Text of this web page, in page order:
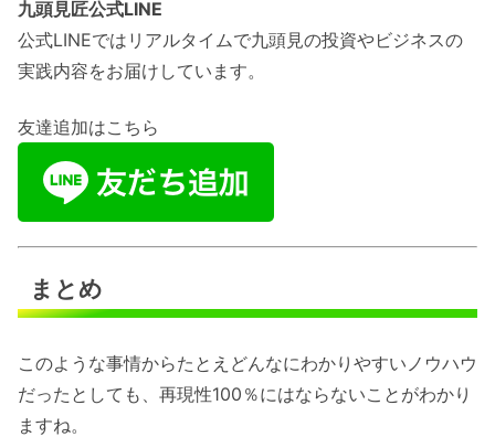
九頭見匠公式LINE
公式LINEではリアルタイムで九頭見の投資やビジネスの
実践内容をお届けしています。
友達追加はこちら
まとめ
このような事情からたとえどんなにわかりやすいノウハウ
だったとしても、再現性100％にはならないことがわかり
ますね。